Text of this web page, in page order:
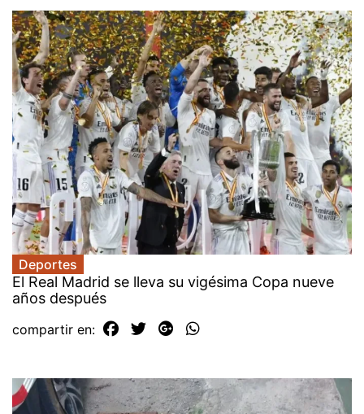
Deportes
El Real Madrid se lleva su vigésima Copa nueve
años después
compartir en: